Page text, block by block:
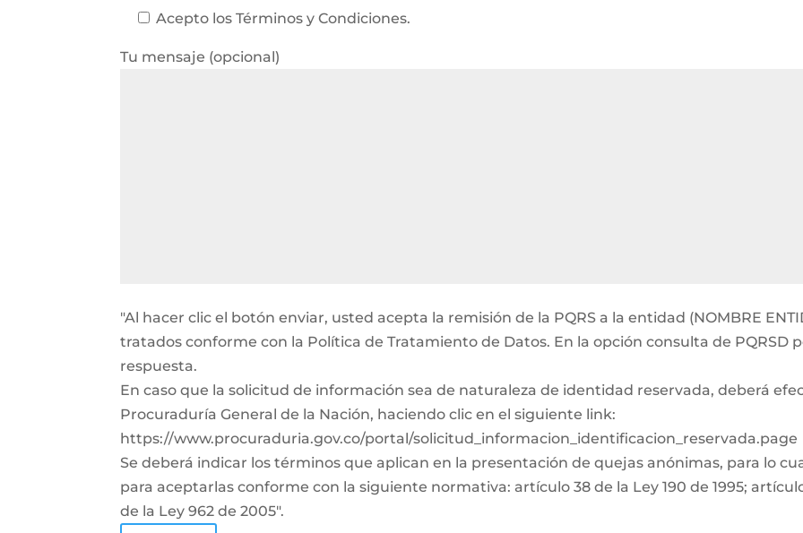
Acepto los Términos y Condiciones.
Tu mensaje (opcional)
"Al hacer clic el botón enviar, usted acepta la remisión de la PQRS a la entidad (NOMBRE
tratados conforme con la Política de Tratamiento de Datos. En la opción consulta de PQRSD
respuesta.
En caso que la solicitud de información sea de naturaleza de identidad reservada, deberá
Procuraduría General de la Nación, haciendo clic en el siguiente link:
https://www.procuraduria.gov.co/portal/solicitud_informacion_identificacion_reservada.page
Se deberá indicar los términos que aplican en la presentación de quejas anónimas, para lo
para aceptarlas conforme con la siguiente normativa: artículo 38 de la Ley 190 de 1995;
de la Ley 962 de 2005".